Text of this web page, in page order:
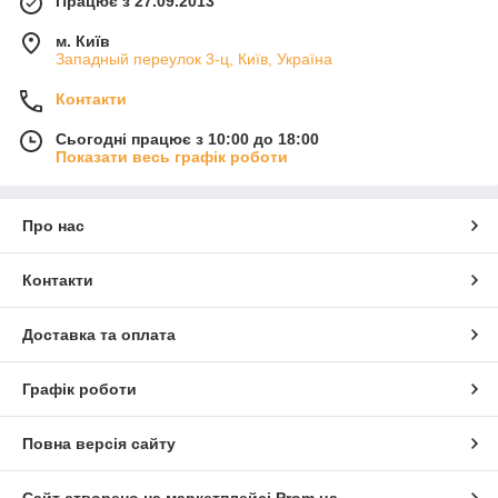
м. Київ
Западный переулок 3-ц, Київ, Україна
Контакти
Сьогодні працює з 10:00 до 18:00
Показати весь графік роботи
Про нас
Контакти
Доставка та оплата
Графік роботи
Повна версія сайту